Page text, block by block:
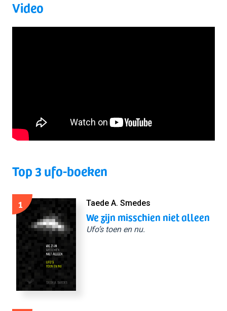
Video
Top 3 ufo-boeken
1 Taede A. Smedes
We zijn misschien niet alleen
Ufo’s toen en nu.